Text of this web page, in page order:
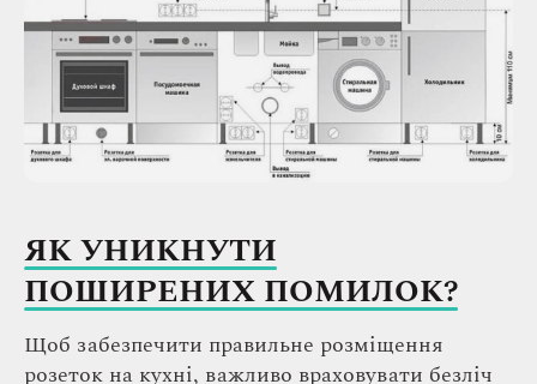
ЯК УНИКНУТИ
ПОШИРЕНИХ ПОМИЛОК?
Щоб забезпечити правильне розміщення
розеток на кухні, важливо враховувати безліч